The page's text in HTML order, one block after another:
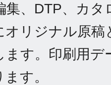
集、DTP、カ
オリジナル原
ます。印刷用デ
す。